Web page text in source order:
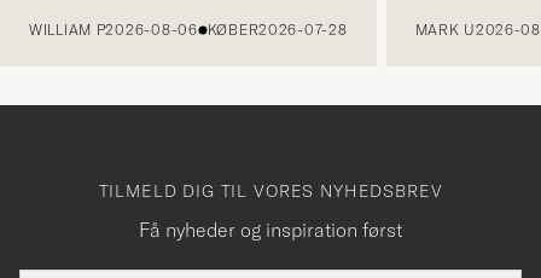
WILLIAM P2026-08-06 KØBER2026-07-28 MARK U2026-
TILMELD DIG TIL VORES NYHEDSBREV
Få nyheder og inspiration først